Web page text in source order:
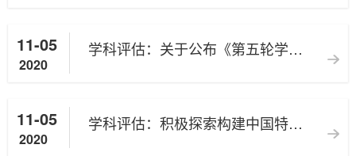
11-05
2020
学科评估：关于公布《第五轮学科评估工作方案》的通知
11-05
2020
学科评估：积极探索构建中国特色学科评估体系